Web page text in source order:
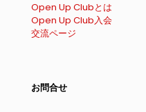
Open Up Clubとは
Open Up Club入会
交流ページ
お問合せ